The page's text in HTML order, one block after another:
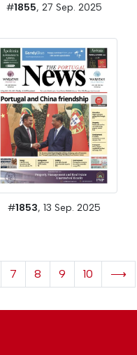
#1855, 27 Sep. 2025
#1853, 13 Sep. 2025
7 8 9 10 ⟶